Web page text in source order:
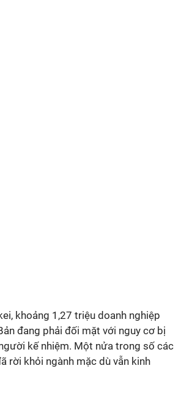
khoảng 1,27 triệu doanh nghiệp
đang phải đối mặt với nguy cơ bị
kế nhiệm. Một nửa trong số các
rời khỏi ngành mặc dù vẫn kinh